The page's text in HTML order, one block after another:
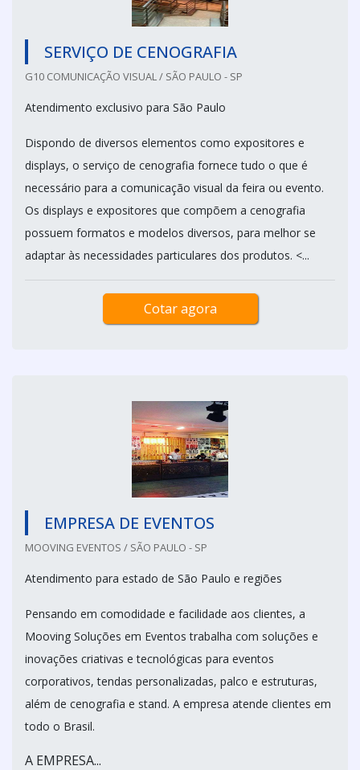
SERVIÇO DE CENOGRAFIA
G10 COMUNICAÇÃO VISUAL / SÃO PAULO - SP
Atendimento exclusivo para São Paulo
Dispondo de diversos elementos como expositores e
displays, o serviço de cenografia fornece tudo o que é
necessário para a comunicação visual da feira ou evento.
Os displays e expositores que compõem a cenografia
possuem formatos e modelos diversos, para melhor se
adaptar às necessidades particulares dos produtos. <...
Cotar agora
EMPRESA DE EVENTOS
MOOVING EVENTOS / SÃO PAULO - SP
Atendimento para estado de São Paulo e regiões
Pensando em comodidade e facilidade aos clientes, a
Mooving Soluções em Eventos trabalha com soluções e
inovações criativas e tecnológicas para eventos
corporativos, tendas personalizadas, palco e estruturas,
além de cenografia e stand. A empresa atende clientes em
todo o Brasil.
A EMPRESA...